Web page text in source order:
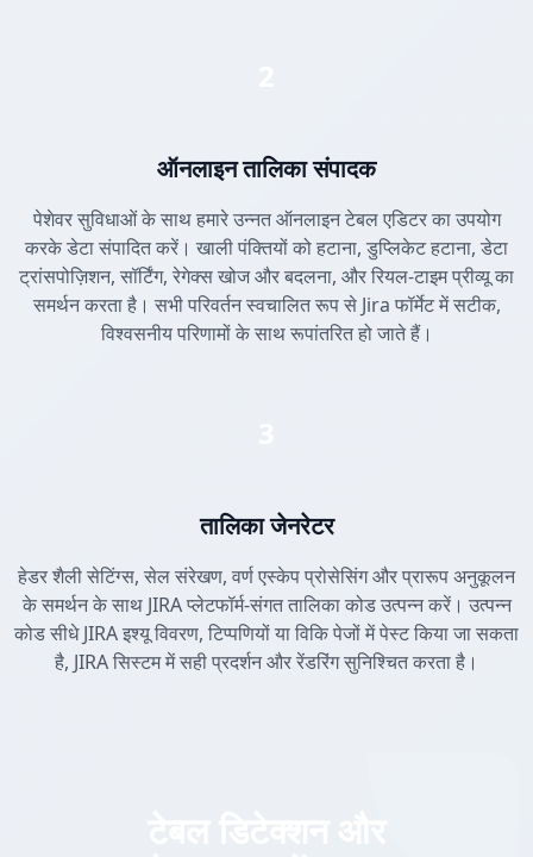
ऑनलाइन तालिका संपादक
पेशेवर सुविधाओं के साथ हमारे उन्नत ऑनलाइन टेबल एडिटर का उपयोग
करके डेटा संपादित करें। खाली पंक्तियों को हटाना, डुप्लिकेट हटाना, डेटा
ट्रांसपोज़िशन, सॉर्टिंग, रेगेक्स खोज और बदलना, और रियल-टाइम प्रीव्यू का
समर्थन करता है। सभी परिवर्तन स्वचालित रूप से Jira फॉर्मेट में सटीक,
विश्वसनीय परिणामों के साथ रूपांतरित हो जाते हैं।
तालिका जेनरेटर
हेडर शैली सेटिंग्स, सेल संरेखण, वर्ण एस्केप प्रोसेसिंग और प्रारूप अनुकूलन
के समर्थन के साथ JIRA प्लेटफॉर्म-संगत तालिका कोड उत्पन्न करें। उत्पन्न
कोड सीधे JIRA इश्यू विवरण, टिप्पणियों या विकि पेजों में पेस्ट किया जा सकता
है, JIRA सिस्टम में सही प्रदर्शन और रेंडरिंग सुनिश्चित करता है।